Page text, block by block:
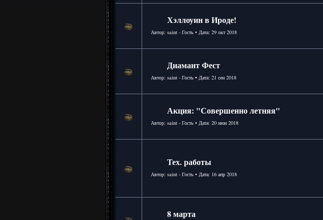
Хэллоуин в Ироде!
Автор: saint - Гость • Дата: 29 окт 2018
Диамант Фест
Автор: saint - Гость • Дата: 21 сен 2018
Акция: "Совершенно летняя"
Автор: saint - Гость • Дата: 20 июн 2018
Тех. работы
Автор: saint - Гость • Дата: 16 апр 2018
8 марта